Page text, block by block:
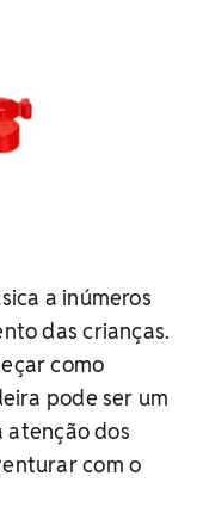
a inúmeros
das crianças.
como
pode ser um
atenção dos
com o